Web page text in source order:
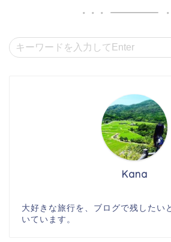
Kana
大好きな旅行を、ブログで残したい
いています。